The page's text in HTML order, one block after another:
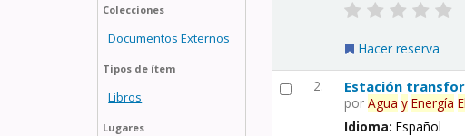
Colecciones
Documentos Externos
Tipos de ítem
Libros
Lugares
Hacer reserva
2. Estación
porAgua y Energía
Idioma:Español